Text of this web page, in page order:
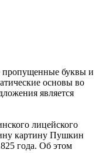
пропущенные буквы и
основы во
является
лицейского
картину Пушкин
года. Об этом